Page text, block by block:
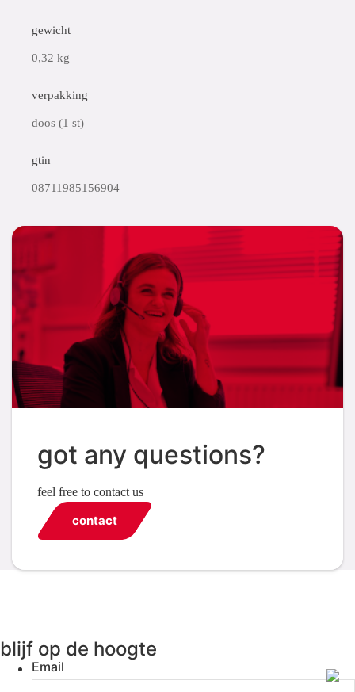
gewicht
0,32 kg
verpakking
doos (1 st)
gtin
08711985156904
got any questions?
feel free to contact us
contact
blijf op de hoogte
Email